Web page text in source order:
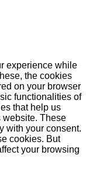
experience while
the cookies
on your browser
functionalities of
that help us
website. These
with your consent.
cookies. But
your browsing